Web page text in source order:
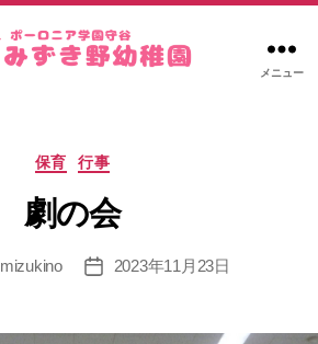
野
稚
メニュー
カ
テ
ゴ
リ
保育 行事
劇の会
mizukino
投
2023年11月23日